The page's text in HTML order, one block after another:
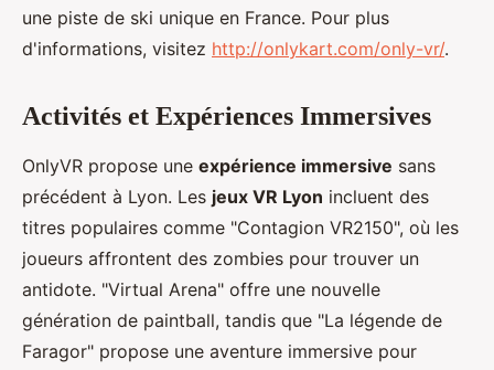
une piste de ski unique en France. Pour plus
d'informations, visitez http://onlykart.com/only-vr/.
Activités et Expériences Immersives
OnlyVR propose une expérience immersive sans
précédent à Lyon. Les jeux VR Lyon incluent des
titres populaires comme "Contagion VR2150", où les
joueurs affrontent des zombies pour trouver un
antidote. "Virtual Arena" offre une nouvelle
génération de paintball, tandis que "La légende de
Faragor" propose une aventure immersive pour